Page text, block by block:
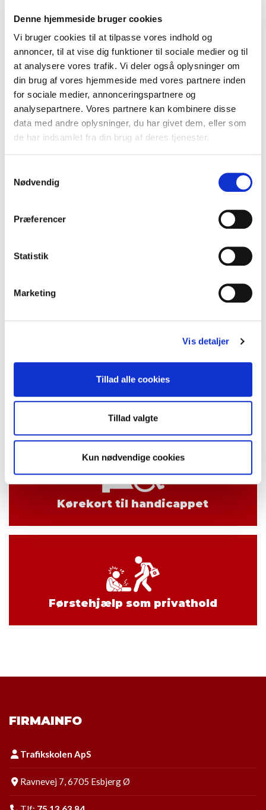
Denne hjemmeside bruger cookies
Vi bruger cookies til at tilpasse vores indhold og
annoncer, til at vise dig funktioner til sociale medier og til
at analysere vores trafik. Vi deler også oplysninger om
din brug af vores hjemmeside med vores partnere inden
for sociale medier, annonceringspartnere og
analysepartnere. Vores partnere kan kombinere disse
data med andre oplysninger, du har givet dem, eller som
de har indsamlet fra din brug af deres tjenester.
Nødvendig
Præferencer
Statistik
Marketing
Vis detaljer
Tillad alle cookies
Tillad valgte
Kun nødvendige cookies
Påhængsvogn som privathold
Generhverv
Kørekort til handicappet
Førstehjælp som privathold
FIRMAINFO
Trafikskolen ApS
Ravnevej 7, 6705 Esbjerg Ø